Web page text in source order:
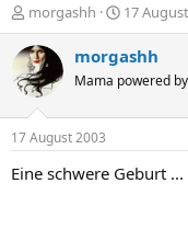
E
r
s
t
e
e
r
morgashh
E
r
s
e
t
a
17
morgashh
Mama powered
17 August 2003
Eine schwere Geburt ...